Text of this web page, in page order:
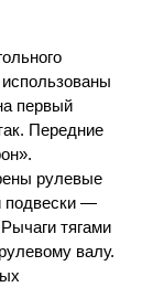
первый
Передние
рулевые
подвески —
тягами
валу.